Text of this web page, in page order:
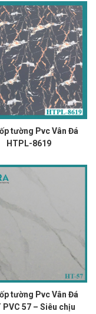
tường Pvc Vân Đá
HTPL-8619
tường Pvc Vân Đá
PVC 57 – Siêu chịu